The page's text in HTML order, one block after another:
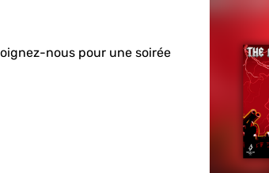
nous pour une soirée